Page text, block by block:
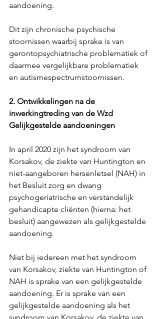
aandoening.
Dit zijn chronische psychische
stoornissen waarbij sprake is van
gerontopsychiatrische problematiek of
daarmee vergelijkbare problematiek
en autismespectrumstoornissen.
2. Ontwikkelingen na de
inwerkingtreding van de Wzd
Gelijkgestelde aandoeningen
In april 2020 zijn het syndroom van
Korsakov, de ziekte van Huntington en
niet-aangeboren hersenletsel (NAH) in
het Besluit zorg en dwang
psychogeriatrische en verstandelijk
gehandicapte cliënten (hierna: het
besluit) aangewezen als gelijkgestelde
aandoening.
Niet bij iedereen met het syndroom
van Korsakov, ziekte van Huntington of
NAH is sprake van een gelijkgestelde
aandoening. Er is sprake van een
gelijkgestelde aandoening als het